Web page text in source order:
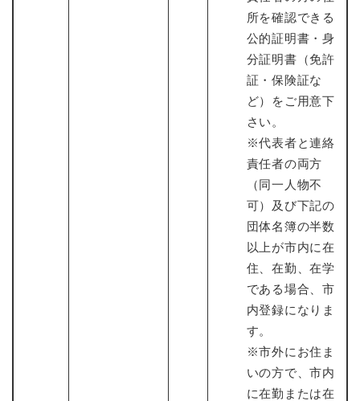
所を確認できる
公的証明書・身
分証明書（免許
証・保険証な
ど）をご用意下
さい。
※代表者と連絡
責任者の両方
（同一人物不
可）及び下記の
団体名簿の半数
以上が市内に在
住、在勤、在学
である場合、市
内登録になりま
す。
※市外にお住ま
いの方で、市内
に在勤または在